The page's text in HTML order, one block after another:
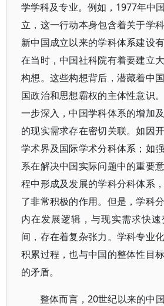
学学科及专业。例如，1977年中
立，这一行动本身包含着关于学
新中国成立以来的学科体系建设
在当时，中国社科院有着要建立
构想。这些构想背后，潜藏着中
国政治和思想霸权的主体性意识
一步深入，中国学科体系的增加
的现实需求存在密切关联。如因
学术界及国际学术分科体系；如
系在解决中国实际问题中的重要
程中形成及发展的学科分科体系
了非常积极的作用。但是，学科
内在发展逻辑，与现实需求快
间，存在着复杂张力。学科专业
积累过程，也与中国的整体性目
的矛盾。
整体而言，20世纪以来的中